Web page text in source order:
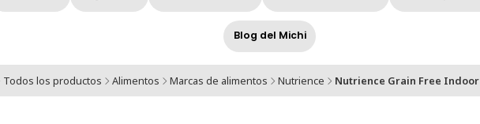
Blog del Michi
Todos los productos Alimentos Marcas de alimentos Nutrience Nutrience Grain Free Indoor